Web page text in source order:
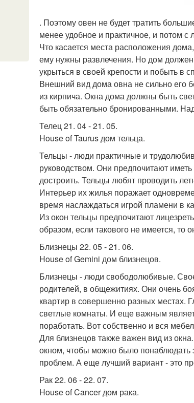
. Поэтому овен не будет тратить
менее удобное и практичное, и потом с
Что касается места расположения
ему нужны развлечения. Но дом
укрыться в своей крепости и побыть в
Внешний вид дома овна не сильно его
из кирпича. Окна дома должны быть
быть обязательно бронированными.
Телец 21. 04 - 21. 05.
House of Taurus дом тельца.
Тельцы - люди практичные и
руководством. Они предпочитают
достроить. Тельцы любят проводить
Интерьер их жилья поражает
время наслаждаться игрой пламени в
Из окон тельцы предпочитают
образом, если такового не имеется, то
Близнецы 22. 05 - 21. 06.
House of Gemini дом близнецов.
Близнецы - люди свободолюбивые.
родителей, в общежитиях. Они очень
квартир в совершенно разных местах.
светлые комнаты. И еще важным
поработать. Вот собственно и вся
Для близнецов также важен вид из
окном, чтобы можно было понаблюдать
проблем. А еще лучший вариант - это
Рак 22. 06 - 22. 07.
House of Cancer дом рака.